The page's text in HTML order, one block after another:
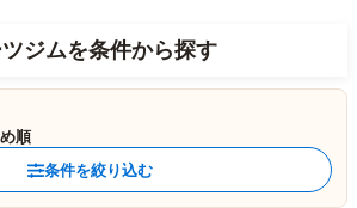
ジムを条件から探す
順
条件を絞り込む